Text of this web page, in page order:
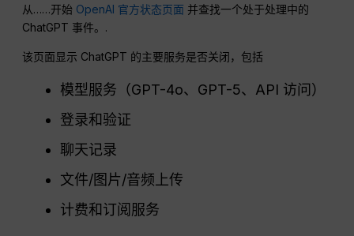
从……开始 OpenAI 官方状态页面 并查找一个处于处理中的
ChatGPT 事件。.
该页面显示 ChatGPT 的主要服务是否关闭，包括
模型服务（GPT-4o、GPT-5、API 访问）
登录和验证
聊天记录
文件/图片/音频上传
计费和订阅服务